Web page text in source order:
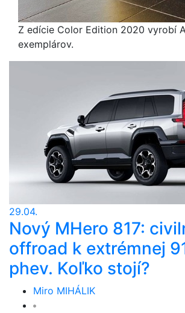
Z edície Color Edition 2020 vyrobí
exemplárov.
29.04.
Nový MHero 817:
offroad k extrémnej
phev. Koľko stojí?
Miro MIHÁLIK